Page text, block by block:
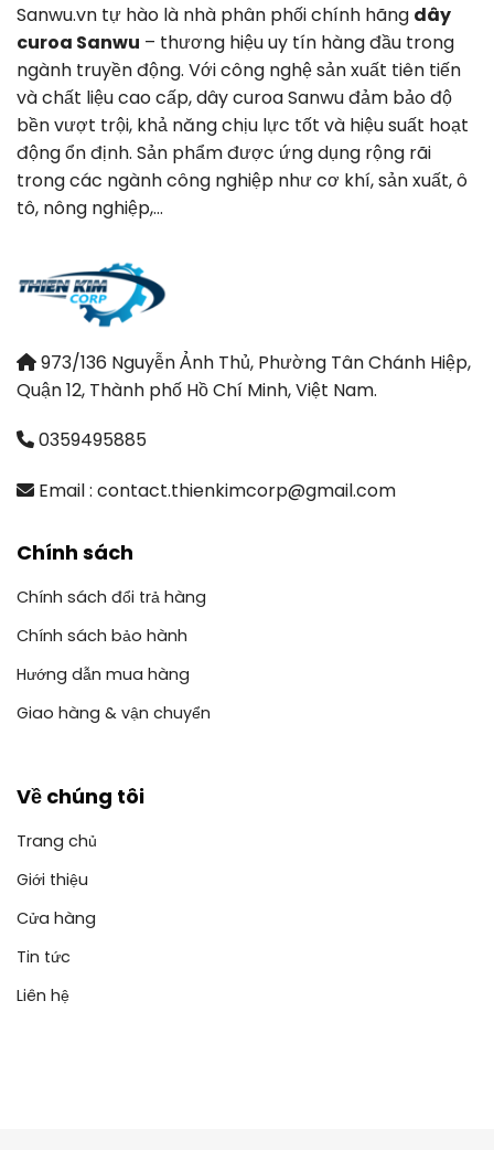
Sanwu.vn tự hào là nhà phân phối chính hãng dây
curoa Sanwu – thương hiệu uy tín hàng đầu trong
ngành truyền động. Với công nghệ sản xuất tiên tiến
và chất liệu cao cấp, dây curoa Sanwu đảm bảo độ
bền vượt trội, khả năng chịu lực tốt và hiệu suất hoạt
động ổn định. Sản phẩm được ứng dụng rộng rãi
trong các ngành công nghiệp như cơ khí, sản xuất, ô
tô, nông nghiệp,…
973/136 Nguyễn Ảnh Thủ, Phường Tân Chánh Hiệp,
Quận 12, Thành phố Hồ Chí Minh, Việt Nam.
0359495885
Email : contact.thienkimcorp@gmail.com
Chính sách
Chính sách đổi trả hàng
Chính sách bảo hành
Hướng dẫn mua hàng
Giao hàng & vận chuyển
Về chúng tôi
Trang chủ
Giới thiệu
Cửa hàng
Tin tức
Liên hệ